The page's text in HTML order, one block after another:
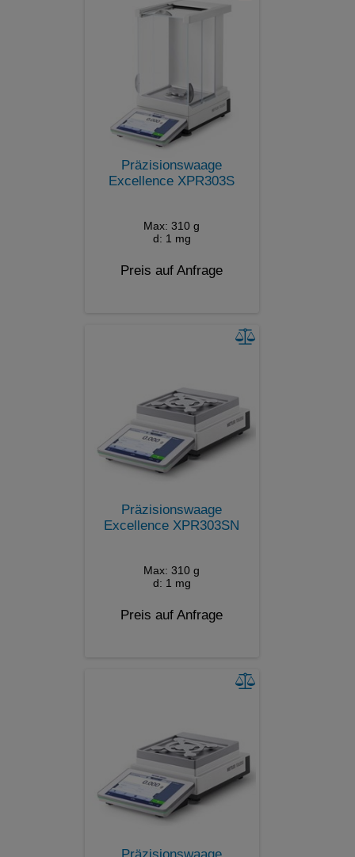
Präzisionswaage
Excellence XPR303S
Max: 310 g
d: 1 mg
Preis auf Anfrage
Präzisionswaage
Excellence XPR303SN
Max: 310 g
d: 1 mg
Preis auf Anfrage
Präzisionswaage